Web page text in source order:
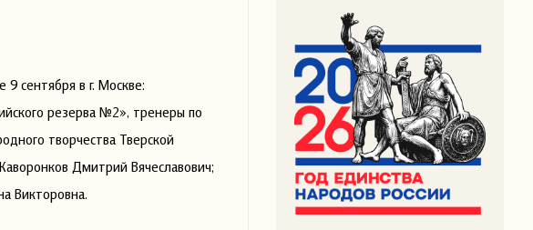
сентября в г. Москве:
резерва №2», тренеры по
творчества Тверской
Дмитрий Вячеславович;
Викторовна.